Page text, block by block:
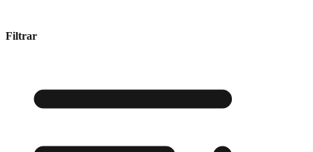
Filtrar